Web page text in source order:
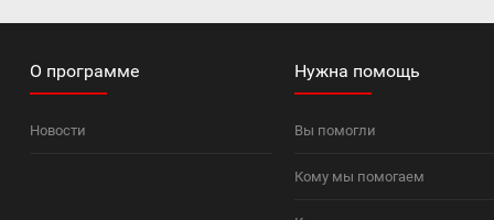
О программе
Новости
Нужна помощь
Вы помогли
Кому мы помогаем